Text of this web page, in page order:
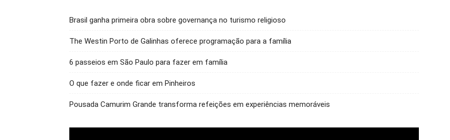
Brasil ganha primeira obra sobre governança no turismo religioso
The Westin Porto de Galinhas oferece programação para a família
6 passeios em São Paulo para fazer em família
O que fazer e onde ficar em Pinheiros
Pousada Camurim Grande transforma refeições em experiências memoráveis